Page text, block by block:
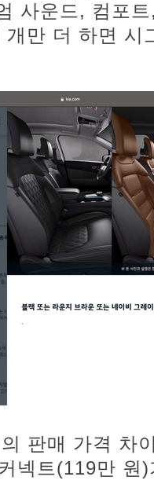
사운드, 컴포
만 더 하면 시
판매 가격 차
넥트(119만 원